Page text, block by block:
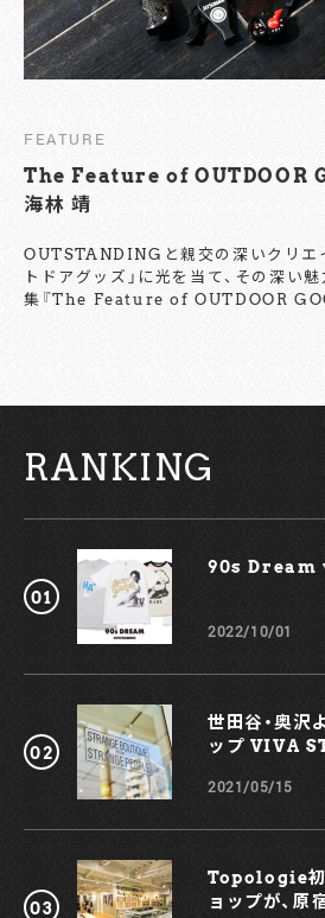
FEATURE
The Feature of OUTDOOR
海林 靖
OUTSTANDINGと親交の深いクリエ
トドアグッズ」に光を当て、その深い
集『The Feature of OUTDOOR GOODS』。 第
ウトドアフリークとしても知られる彼
グッズに触れてみよう。きっと、その
by Yoshimi Seida 1. KAPTAIN SUNSHINE GORE-
TEX PACLITE Mt.Parka By GOLDWIN 東海林氏
『ゴアなんだけど柔らかく、シルエッ
りです』とのこと。耐水、透湿、防風性
兼備するこちらの一着、超軽量の高機
PACLITE』を取り入れ、比類なきハイ
も、ほとんどご無用である。 脇部分には、寒暖差に対応するた
めのベンチレーション機能も。外気温
コントロールがしやすく、これならフ
境にもバッチリ適応できそうだ。 2. 都市生活者のサバイバ
ルグッズ 『家と職場、１０キロ圏内で非常時に必要なものは何
高いため、常に持ち合わせているものです。 右上の「ス
ルコアシスト（オールブラックチタン
のナイフ」は、何気に選択肢が少ない中
RANKING
90s Dream
2022/10/01
世田谷・奥沢
ップ VIVA
2021/05/15
Topologie初
ョップが、原